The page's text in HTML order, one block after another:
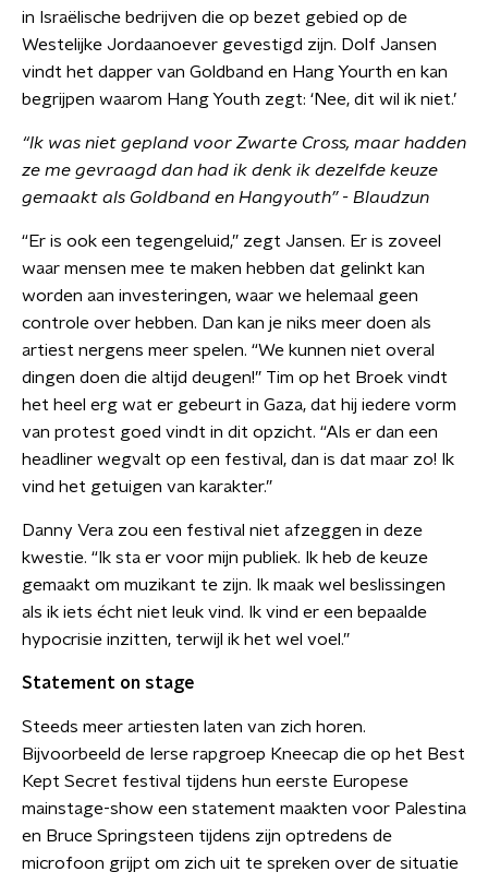
in Israëlische bedrijven die op bezet gebied op de
Westelijke Jordaanoever gevestigd zijn. Dolf Jansen
vindt het dapper van Goldband en Hang Yourth en kan
begrijpen waarom Hang Youth zegt: ‘Nee, dit wil ik niet.’
“Ik was niet gepland voor Zwarte Cross, maar hadden
ze me gevraagd dan had ik denk ik dezelfde keuze
gemaakt als Goldband en Hangyouth” - Blaudzun
“Er is ook een tegengeluid,” zegt Jansen. Er is zoveel
waar mensen mee te maken hebben dat gelinkt kan
worden aan investeringen, waar we helemaal geen
controle over hebben. Dan kan je niks meer doen als
artiest nergens meer spelen. “We kunnen niet overal
dingen doen die altijd deugen!” Tim op het Broek vindt
het heel erg wat er gebeurt in Gaza, dat hij iedere vorm
van protest goed vindt in dit opzicht. “Als er dan een
headliner wegvalt op een festival, dan is dat maar zo! Ik
vind het getuigen van karakter.”
Danny Vera zou een festival niet afzeggen in deze
kwestie. “Ik sta er voor mijn publiek. Ik heb de keuze
gemaakt om muzikant te zijn. Ik maak wel beslissingen
als ik iets écht niet leuk vind. Ik vind er een bepaalde
hypocrisie inzitten, terwijl ik het wel voel.”
Statement on stage
Steeds meer artiesten laten van zich horen.
Bijvoorbeeld de Ierse rapgroep Kneecap die op het Best
Kept Secret festival tijdens hun eerste Europese
mainstage-show een statement maakten voor Palestina
en Bruce Springsteen tijdens zijn optredens de
microfoon grijpt om zich uit te spreken over de situatie